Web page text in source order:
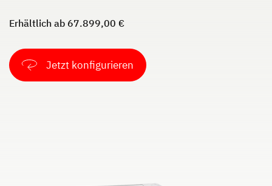
XL A
Alkoven
Erhältlich ab 67.899,00 €
Jetzt konfigurieren